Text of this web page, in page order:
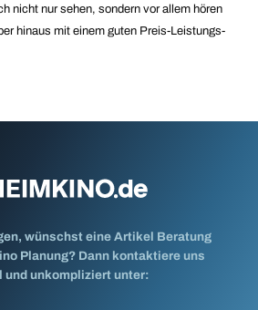
nicht nur sehen, sondern vor allem hören
hinaus mit einem guten Preis-Leistungs-
wünschst eine Artikel Beratung
Planung? Dann kontaktiere uns
und unkompliziert unter: